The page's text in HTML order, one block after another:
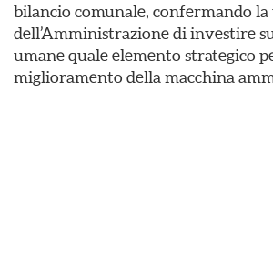
bilancio comunale, confermando
dell’Amministrazione di investire
umane quale elemento strategico
miglioramento della macchina